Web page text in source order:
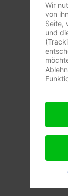
Wir
von
Seite,
und